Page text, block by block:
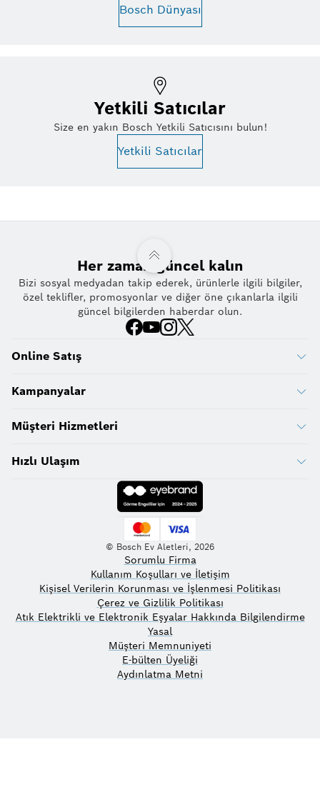
Bosch Dünyası
Yetkili Satıcılar
Size en yakın Bosch Yetkili Satıcısını bulun!
Yetkili Satıcılar
Her zaman güncel kalın
Bizi sosyal medyadan takip ederek, ürünlerle ilgili bilgiler,
özel teklifler, promosyonlar ve diğer öne çıkanlarla ilgili
güncel bilgilerden haberdar olun.
Online Satış
Kampanyalar
Müşteri Hizmetleri
Hızlı Ulaşım
© Bosch Ev Aletleri, 2026
Sorumlu Firma
Kullanım Koşulları ve İletişim
Kişisel Verilerin Korunması ve İşlenmesi Politikası
Çerez ve Gizlilik Politikası
Atık Elektrikli ve Elektronik Eşyalar Hakkında Bilgilendirme
Yasal
Müşteri Memnuniyeti
E-bülten Üyeliği
Aydınlatma Metni